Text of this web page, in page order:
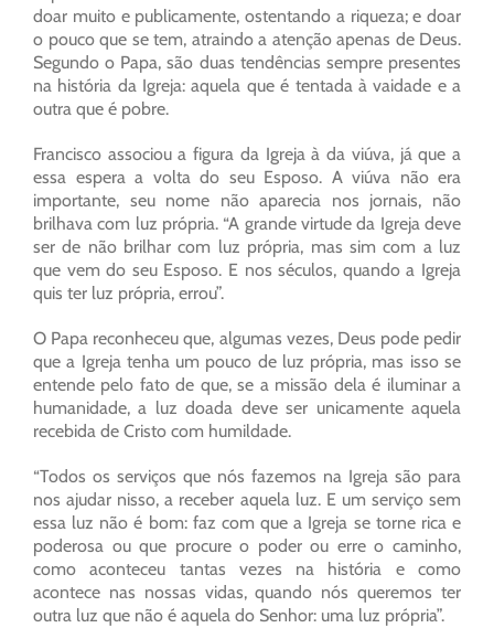
doar muito e publicamente, ostentando a riqueza; e doar
o pouco que se tem, atraindo a atenção apenas de Deus.
Segundo o Papa, são duas tendências sempre presentes
na história da Igreja: aquela que é tentada à vaidade e a
outra que é pobre.
Francisco associou a figura da Igreja à da viúva, já que a
essa espera a volta do seu Esposo. A viúva não era
importante, seu nome não aparecia nos jornais, não
brilhava com luz própria. “A grande virtude da Igreja deve
ser de não brilhar com luz própria, mas sim com a luz
que vem do seu Esposo. E nos séculos, quando a Igreja
quis ter luz própria, errou”.
O Papa reconheceu que, algumas vezes, Deus pode pedir
que a Igreja tenha um pouco de luz própria, mas isso se
entende pelo fato de que, se a missão dela é iluminar a
humanidade, a luz doada deve ser unicamente aquela
recebida de Cristo com humildade.
“Todos os serviços que nós fazemos na Igreja são para
nos ajudar nisso, a receber aquela luz. E um serviço sem
essa luz não é bom: faz com que a Igreja se torne rica e
poderosa ou que procure o poder ou erre o caminho,
como aconteceu tantas vezes na história e como
acontece nas nossas vidas, quando nós queremos ter
outra luz que não é aquela do Senhor: uma luz própria”.